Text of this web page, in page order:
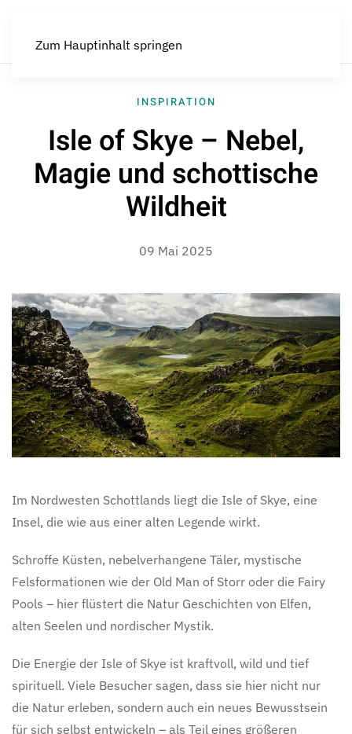
Zum Hauptinhalt springen
INSPIRATION
Isle of Skye – Nebel,
Magie und schottische
Wildheit
09 Mai 2025
Im Nordwesten Schottlands liegt die Isle of Skye, eine
Insel, die wie aus einer alten Legende wirkt.
Schroffe Küsten, nebelverhangene Täler, mystische
Felsformationen wie der Old Man of Storr oder die Fairy
Pools – hier flüstert die Natur Geschichten von Elfen,
alten Seelen und nordischer Mystik.
Die Energie der Isle of Skye ist kraftvoll, wild und tief
spirituell. Viele Besucher sagen, dass sie hier nicht nur
die Natur erleben, sondern auch ein neues Bewusstsein
für sich selbst entwickeln – als Teil eines größeren